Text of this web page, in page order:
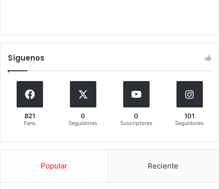
Síguenos
821
Fans
0
Seguidores
0
Suscriptores
101
Seguidores
Popular Reciente